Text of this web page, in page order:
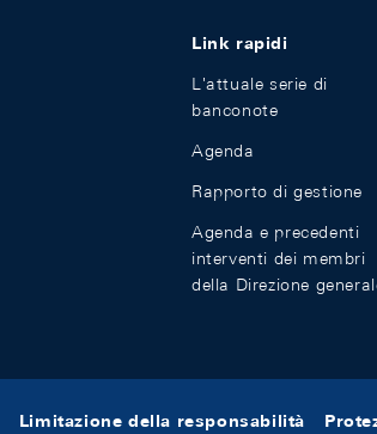
Link rapidi
L'attuale serie di
banconote
Agenda
Rapporto di gestione
Agenda e precedenti
interventi dei membri
della Direzione
Limitazione della responsabilità